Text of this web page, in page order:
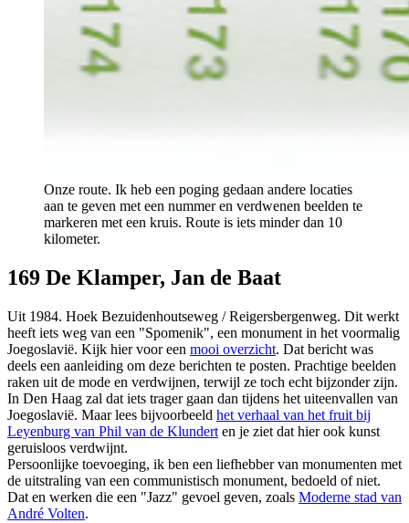
Onze route. Ik heb een poging gedaan andere locaties
aan te geven met een nummer en verdwenen beelden te
markeren met een kruis. Route is iets minder dan 10
kilometer.
169 De Klamper, Jan de Baat
Uit 1984. Hoek Bezuidenhoutseweg / Reigersbergenweg. Dit werkt
heeft iets weg van een "Spomenik", een monument in het voormalig
Joegoslavië. Kijk hier voor een mooi overzicht. Dat bericht was
deels een aanleiding om deze berichten te posten. Prachtige beelden
raken uit de mode en verdwijnen, terwijl ze toch echt bijzonder zijn.
In Den Haag zal dat iets trager gaan dan tijdens het uiteenvallen van
Joegoslavië. Maar lees bijvoorbeeld het verhaal van het fruit bij
Leyenburg van Phil van de Klundert en je ziet dat hier ook kunst
geruisloos verdwijnt.
Persoonlijke toevoeging, ik ben een liefhebber van monumenten met
de uitstraling van een communistisch monument, bedoeld of niet.
Dat en werken die een "Jazz" gevoel geven, zoals Moderne stad van
André Volten.